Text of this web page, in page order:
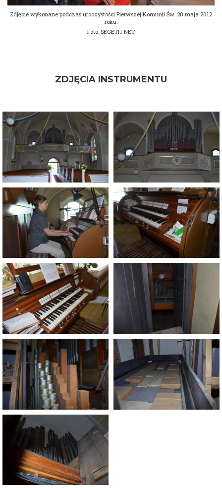
Zdjęcie wykonane podczas uroczystości Pierwszej Komunii Św. 20 maja 2012
roku.
Foto: SEGETH-NET
ZDJĘCIA INSTRUMENTU